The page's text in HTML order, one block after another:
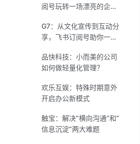
阅号玩转一场漂亮的企业
G7：从文化宣传到互动分
享，飞书订阅号助你一步
品快科技：小而美的公司
如何做轻量化管理？
欢乐互娱：特殊时期意外
开启办公新模式
触宝：解决”横向沟通“和”
信息沉淀“两大难题